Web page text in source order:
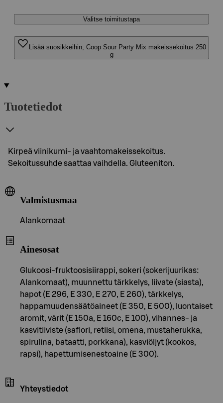
Valitse toimitustapa
Lisää suosikkeihin, Coop Sour Party Mix makeissekoitus 250
g
Tuotetiedot
Kirpeä viinikumi- ja vaahtomakeissekoitus.
Sekoitussuhde saattaa vaihdella. Gluteeniton.
Valmistusmaa
Alankomaat
Ainesosat
Glukoosi-fruktoosisiirappi, sokeri (sokerijuurikas:
Alankomaat), muunnettu tärkkelys, liivate (siasta),
hapot (E 296, E 330, E 270, E 260), tärkkelys,
happamuudensäätöaineet (E 350, E 500), luontaiset
aromit, värit (E 150a, E 160c, E 100), vihannes- ja
kasvitiiviste (saflori, retiisi, omena, mustaherukka,
spirulina, bataatti, porkkana), kasviöljyt (kookos,
rapsi), hapettumisenestoaine (E 300).
Yhteystiedot